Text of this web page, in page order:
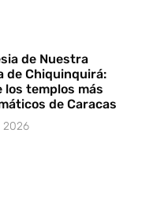
de Nuestra
de Chiquinquirá:
los templos más
de Caracas
2026